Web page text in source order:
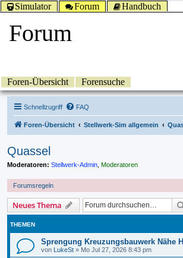
Simulator Forum Handbuch
Forum
Foren-Übersicht Forensuche
Schnellzugriff FAQ
Foren-Übersicht Stellwerk-Sim allgemein
Quassel
Moderatoren: Stellwerk-Admin Moderatoren
Forumsregeln
Neues Thema
THEMEN
Sprengung Kreuzungsbauwerk Nähe
von LukeSt » Mo Jul 27, 2026 8:43 pm